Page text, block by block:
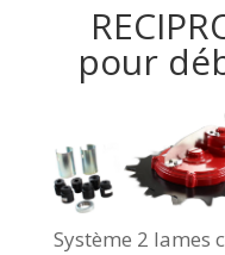
pour
Système 2 lames